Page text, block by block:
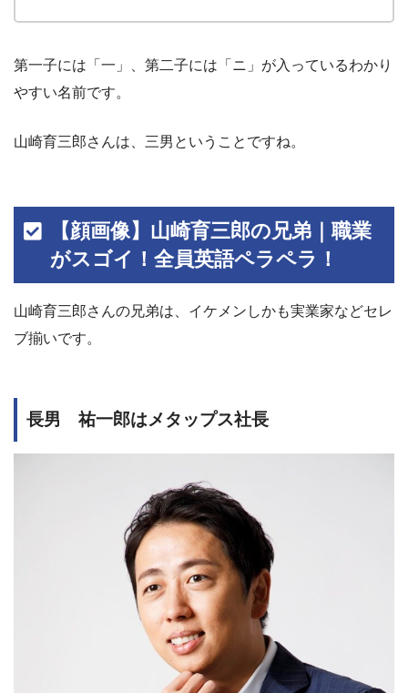
第一子には「一」、第二子には「ニ」が入っているわかり
やすい名前です。
山崎育三郎さんは、三男ということですね。
【顔画像】山崎育三郎の兄弟｜職業
がスゴイ！全員英語ペラペラ！
山崎育三郎さんの兄弟は、イケメンしかも実業家などセレ
ブ揃いです。
長男 祐一郎はメタップス社長